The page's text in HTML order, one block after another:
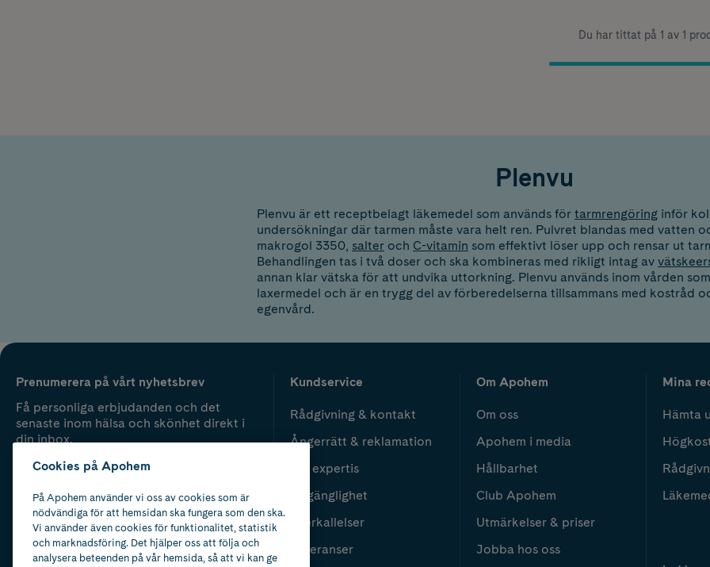
Du har tittat på 1 av 1
Plenvu
Plenvu är ett receptbelagt läkemedel som används för tarmrengöring inför
undersökningar där tarmen måste vara helt ren. Pulvret blandas med vatten
makrogol 3350, salter och C-vitamin som effektivt löser upp och rensar ut
Behandlingen tas i två doser och ska kombineras med rikligt intag av
annan klar vätska för att undvika uttorkning. Plenvu används inom vården
laxermedel och är en trygg del av förberedelserna tillsammans med kostråd
egenvård.
Prenumerera på vårt nyhetsbrev
Få personliga erbjudanden och det
senaste inom hälsa och skönhet direkt i
din inbox.
Kundservice
Rådgivning & kontakt
Ångerrätt & reklamation
Vår expertis
Tillgänglighet
Återkallelser
Leveranser
Om Apohem
Om oss
Apohem i media
Hållbarhet
Club Apohem
Utmärkelser & priser
Jobba hos oss
Mina
Hämta
Cookies på Apohem
På Apohem använder vi oss av cookies som är
nödvändiga för att hemsidan ska fungera som den ska.
Vi använder även cookies för funktionalitet, statistik
och marknadsföring. Det hjälper oss att följa och
analysera beteenden på vår hemsida, så att vi kan ge